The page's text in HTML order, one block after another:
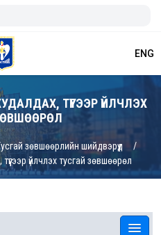
ENG
ТҮҮГЭЭР ҮЙЛЧЛЭХ
зөвшөөрлийн шийдвэрүүд
үйлчлэх тусгай зөвшөөрөл